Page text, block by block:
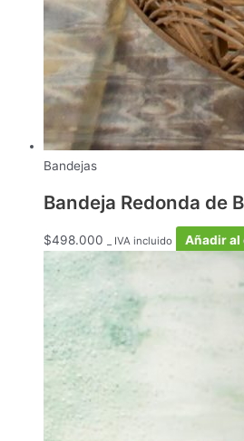
Bandejas
Bandeja Redonda de
$498.000 _ IVA incluido Añadir al